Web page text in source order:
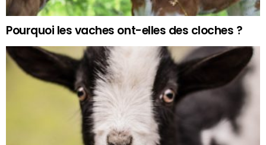
Pourquoi les vaches ont-elles des cloches ?